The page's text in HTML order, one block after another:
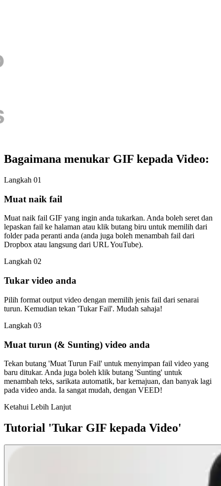
Bagaimana menukar GIF kepada Video:
Langkah 01
Muat naik fail
Muat naik fail GIF yang ingin anda tukarkan. Anda boleh seret dan
lepaskan fail ke halaman atau klik butang biru untuk memilih dari
folder pada peranti anda (anda juga boleh menambah fail dari
Dropbox atau langsung dari URL YouTube).
Langkah 02
Tukar video anda
Pilih format output video dengan memilih jenis fail dari senarai
turun. Kemudian tekan 'Tukar Fail'. Mudah sahaja!
Langkah 03
Muat turun (& Sunting) video anda
Tekan butang 'Muat Turun Fail' untuk menyimpan fail video yang
baru ditukar. Anda juga boleh klik butang 'Sunting' untuk
menambah teks, sarikata automatik, bar kemajuan, dan banyak lagi
pada video anda. Ia sangat mudah, dengan VEED!
Ketahui Lebih Lanjut
Tutorial 'Tukar GIF kepada Video'